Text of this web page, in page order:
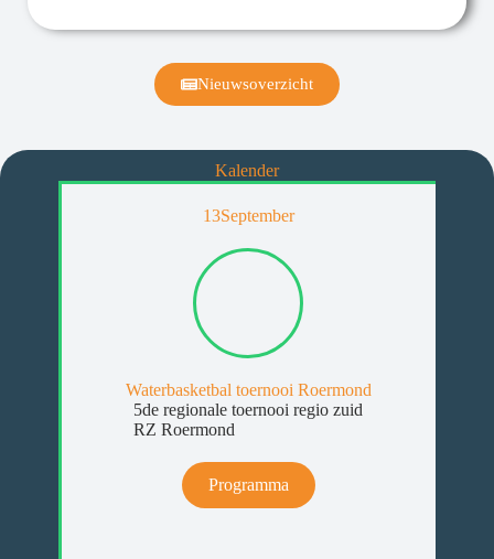
Nieuwsoverzicht
Kalender
13September
Waterbasketbal toernooi Roermond
5de regionale toernooi regio zuid
RZ Roermond
Programma